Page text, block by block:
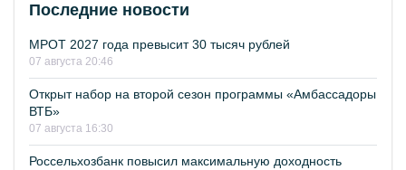
Последние новости
МРОТ 2027 года превысит 30 тысяч рублей
07 августа 20:46
Открыт набор на второй сезон программы «Амбассадоры
ВТБ»
07 августа 16:30
Россельхозбанк повысил максимальную доходность